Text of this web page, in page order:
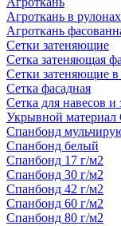
Агроткань в рулонах
Агроткань
Сетки затеняющие
Сетка затеняющая
Сетки затеняющие в
Сетка фасадная
Сетка для навесов и
Укрывной материал
Спанбонд
Спанбонд белый
Спанбонд 17 г/м2
Спанбонд 30 г/м2
Спанбонд 42 г/м2
Спанбонд 60 г/м2
Спанбонд 80 г/м2